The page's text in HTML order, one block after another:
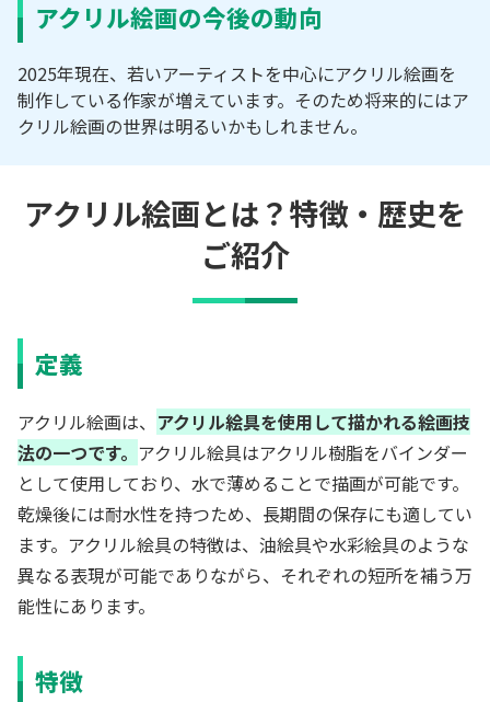
アクリル絵画の今後の動向
2025年現在、若いアーティストを中心にアクリル絵画を
制作している作家が増えています。そのため将来的にはア
クリル絵画の世界は明るいかもしれません。
アクリル絵画とは？特徴・歴史を
ご紹介
定義
アクリル絵画は、 アクリル絵具を使用して描かれる絵画技
法の一つです。 アクリル絵具はアクリル樹脂をバインダー
として使用しており、水で薄めることで描画が可能です。
乾燥後には耐水性を持つため、長期間の保存にも適してい
ます。アクリル絵具の特徴は、油絵具や水彩絵具のような
異なる表現が可能でありながら、それぞれの短所を補う万
能性にあります。
特徴